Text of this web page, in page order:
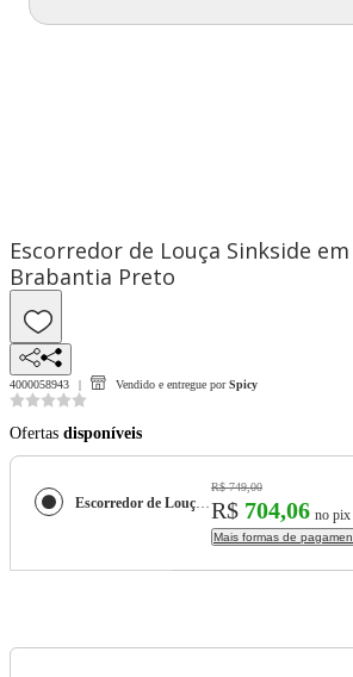
Escorredor de Louça Sinkside
Brabantia Preto
4000058943 Vendido e entregue por Spicy
Ofertas disponíveis
Escorredor de Louça Sinkside em Alumínio Brabantia Preto
R$ 749,00
R$ 704,06 no pix
Mais formas de